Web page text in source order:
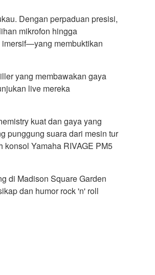
Dengan perpaduan presisi,
mikrofon hingga
imersif—yang membuktikan
yang membawakan gaya
live mereka
kuat dan gaya yang
punggung suara dari mesin tur
Yamaha RIVAGE PM5
di Madison Square Garden
dan humor rock 'n' roll